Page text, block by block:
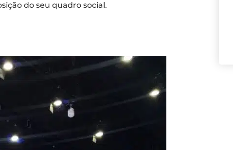
do seu quadro social.